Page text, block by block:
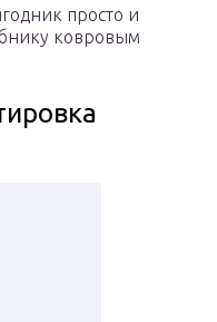
просто и
ковровым